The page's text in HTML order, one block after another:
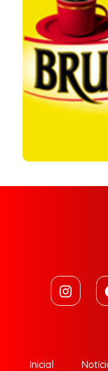
Inicial